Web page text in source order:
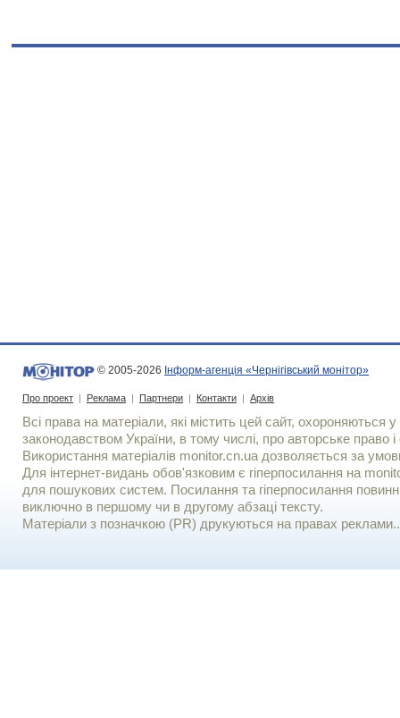
© 2005-2026 Інформ-агенція «Чернігівський монітор»
Про проект | Реклама | Партнери | Контакти | Архів
Всі права на матеріали, які містить цей сайт, охороняються у
законодавством України, в тому числі, про авторське право і
Використання матерiалiв monitor.cn.ua дозволяється за
Для iнтернет-видань обов'язковим є гiперпосилання на
для пошукових систем. Посилання та гіперпосилання
виключно в першому чи в другому абзаці тексту.
Матеріали з позначкою (PR) друкуються на правах реклами..